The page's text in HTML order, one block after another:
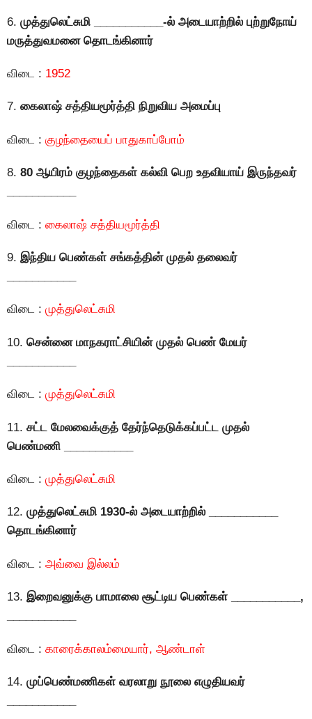
6. முத்துலெட்சுமி ___________-ல் அடையாற்றில் புற்றுநோய்
மருத்துவமனை தொடங்கினார்
விடை : 1952
7. கைலாஷ் சத்தியமூர்த்தி நிறுவிய அமைப்பு
விடை : குழந்தையைப் பாதுகாப்போம்
8. 80 ஆயிரம் குழந்தைகள் கல்வி பெற உதவியாய் இருந்தவர்
விடை : கைலாஷ் சத்தியமூர்த்தி
9. இந்திய பெண்கள் சங்கத்தின் முதல் தலைவர்
விடை : முத்துலெட்சுமி
10. சென்னை மாநகராட்சியின் முதல் பெண் மேயர்
விடை : முத்துலெட்சுமி
11. சட்ட மேலவைக்குத் தேர்ந்தெடுக்கப்பட்ட முதல்
பெண்மணி ___________
விடை : முத்துலெட்சுமி
12. முத்துலெட்சுமி 1930-ல் அடையாற்றில் ___________
தொடங்கினார்
விடை : அவ்வை இல்லம்
13. இறைவனுக்கு பாமாலை சூட்டிய பெண்கள் ___________,
விடை : காரைக்காலம்மையார், ஆண்டாள்
14. முப்பெண்மணிகள் வரலாறு நூலை எழுதியவர்